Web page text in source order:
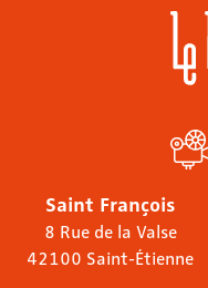
Saint François
8 Rue de la Valse
42100 Saint-Étienne